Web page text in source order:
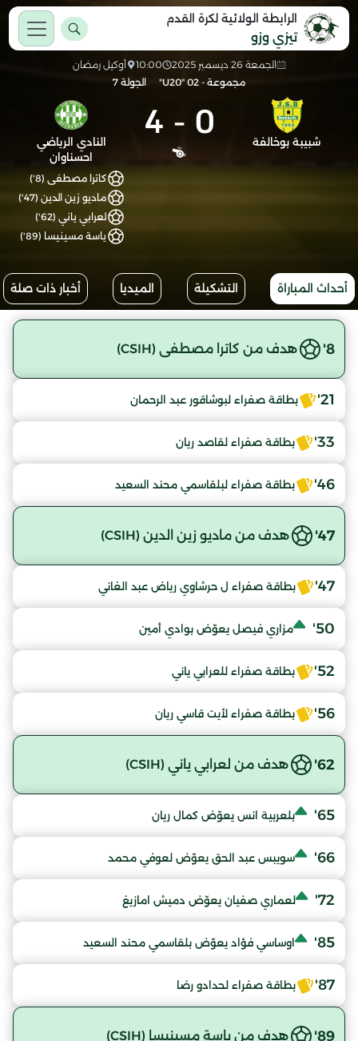
الرابطة الولائية لكرة القدم
تيزي وزو
الجمعة 26 ديسمبر 2025 10:00
أوكيل رمضان
مجموعة - 02 "U20"
الجولة 7
شبيبة بوخالفة 0
-
4
النادي الرياضي
احسناوان
كاترا مصطفى (8')
ماديو زين الدين (47')
لعرابي ياني (62')
ياسة مسينيسا (89')
أحداث المباراة التشكيلة الميديا أخبار ذات صلة
8' هدف من كاترا مصطفى (CSIH)
21' بطاقة صفراء لبوشاقور عبد الرحمان
33' بطاقة صفراء لقاصد ريان
46' بطاقة صفراء لبلقاسمي محند السعيد
47' هدف من ماديو زين الدين (CSIH)
47' بطاقة صفراء ل حرشاوي رياض عبد الغاني
50' مزاري فيصل يعوّض بوادي أمين
52' بطاقة صفراء للعرابي ياني
56' بطاقة صفراء لأيت قاسي ريان
62' هدف من لعرابي ياني (CSIH)
65' بلعربية انس يعوّض كمال ريان
66' سويبس عبد الحق يعوّض لعوفي محمد
72' لعماري صفيان يعوّض دميش امازيغ
85' اوساسي فؤاد يعوّض بلقاسمي محند السعيد
87' بطاقة صفراء لحدادو رضا
89' هدف من ياسة مسينيسا (CSIH)